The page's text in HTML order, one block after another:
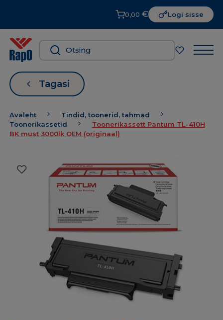
0,00 € Logi sisse
Tagasi
Avaleht
Tindid, toonerid, tahmad
Toonerikassetid
Toonerikassett Pantum TL-410H
BK must 3000lk OEM (originaal)